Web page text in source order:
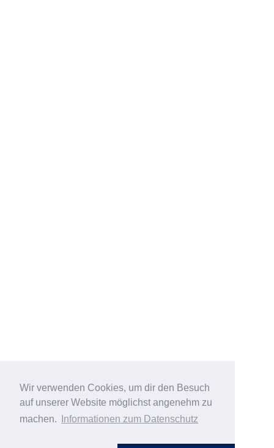
Wir verwenden Cookies, um dir den Besuch
auf unserer Website möglichst angenehm zu
machen.
Informationen zum Datenschutz